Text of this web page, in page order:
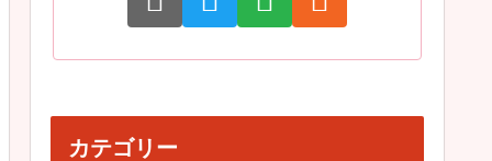
カテゴリー